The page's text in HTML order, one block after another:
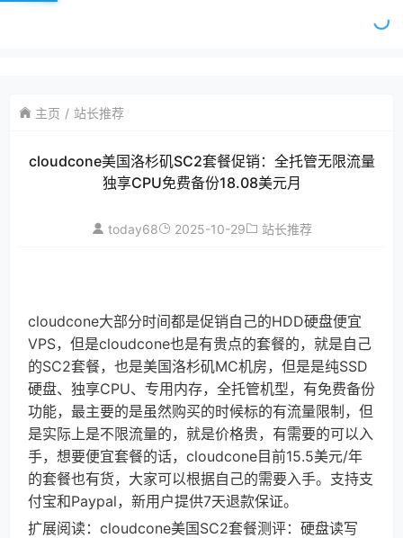
主页 站长推荐
cloudcone美国洛杉矶SC2套餐促销：全托管无限流量
独享CPU免费备份18.08美元月
today68 2025-10-29 站长推荐
cloudcone大部分时间都是促销自己的HDD硬盘便宜
VPS，但是cloudcone也是有贵点的套餐的，就是自己
的SC2套餐，也是美国洛杉矶MC机房，但是是纯SSD
硬盘、独享CPU、专用内存，全托管机型，有免费备份
功能，最主要的是虽然购买的时候标的有流量限制，但
是实际上是不限流量的，就是价格贵，有需要的可以入
手，想要便宜套餐的话，cloudcone目前15.5美元/年
的套餐也有货，大家可以根据自己的需要入手。支持支
付宝和Paypal，新用户提供7天退款保证。
扩展阅读：cloudcone美国SC2套餐测评：硬盘读写